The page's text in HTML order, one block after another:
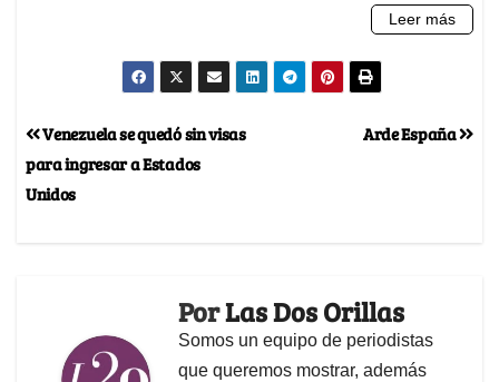
Arde España
Venezuela se quedó sin visas
para ingresar a Estados
Unidos
PorLas Dos Orillas
Somos un equipo de periodistas
que queremos mostrar, además